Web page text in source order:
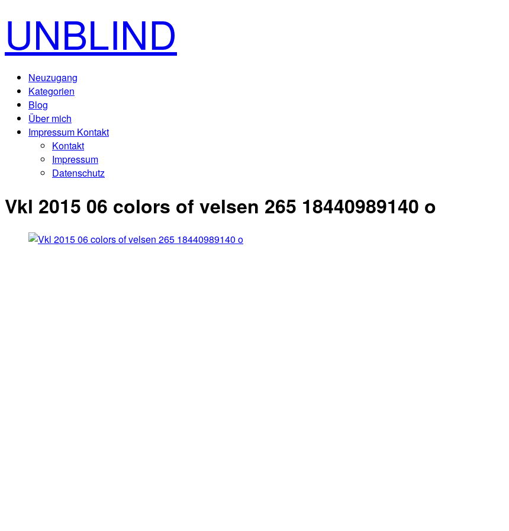
UNBLIND
Neuzugang
Kategorien
Blog
Über mich
Impressum Kontakt
Kontakt
Impressum
Datenschutz
Vkl 2015 06 colors of velsen 265 18440989140 o